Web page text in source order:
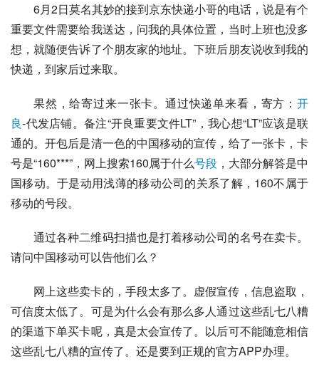
6月2日莫名其妙的接到京东快递小哥的电话，说是有个
重要文件需要给我送达，问我的具体位置，当时上班也没多
想，就随便告诉了个朋友家的地址。下班后朋友说收到我的
快递，到家后过来取。
果然，给寄过来一张卡。通过快递单来看，寄方： 开
良-代发店铺。备注“开良重要文件LT”，我心想“LT”应该是联
通的。开包后是清一色的中国移动的宣传，给了一张卡，卡
号是“160***”，网上搜索160属于什么号段 ，大部分解答是中
国移动。于是动用浅薄的移动公司的关系了解，160不属于
移动的号段。
通过各种二维码扫描也是打着移动公司的名号在卖卡。
请问中国移动可以告他们么？
网上这些卖卡的，手段太多了。虚假宣传，信息盗取，
可信度太低了。可是为什么会有那么多人通过这些乱七八糟
的渠道下单买卡呢，真是太会宣传了。以后可不能随意相信
这些乱七八糟的宣传了。还是要到正规的官方APP办理。